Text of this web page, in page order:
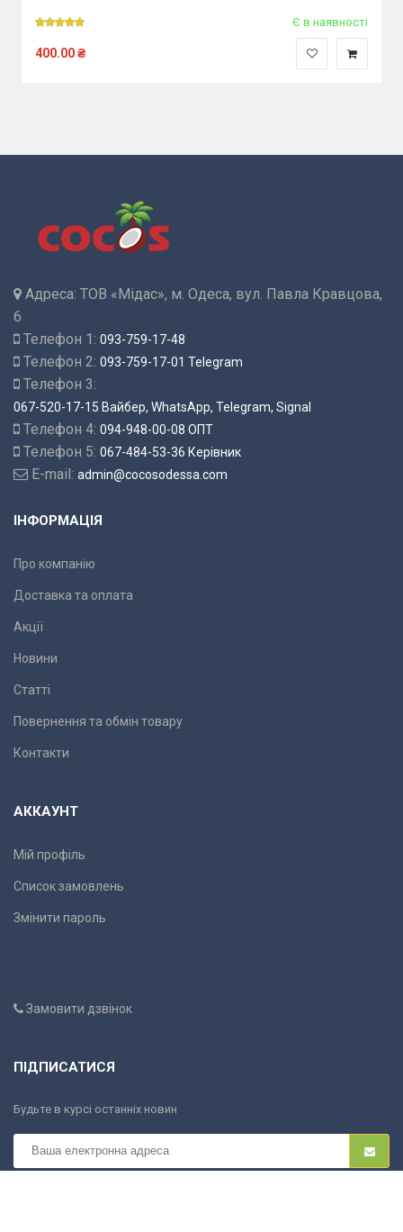
Є в наявності
400.00₴
Адреса: ТОВ «Мідас», м. Одеса, вул. Павла Кравцова,
6
Телефон 1: 093-759-17-48
Телефон 2: 093-759-17-01 Telegram
Телефон 3:
067-520-17-15 Вайбер, WhatsApp, Telegram, Signal
Телефон 4: 094-948-00-08 ОПТ
Телефон 5: 067-484-53-36 Керівник
E-mail: admin@cocosodessa.com
ІНФОРМАЦІЯ
Про компанію
Доставка та оплата
Акції
Новини
Статті
Повернення та обмін товару
Контакти
АККАУНТ
Мій профіль
Список замовлень
Змінити пароль
Замовити дзвінок
ПІДПИСАТИСЯ
Будьте в курсі останніх новин